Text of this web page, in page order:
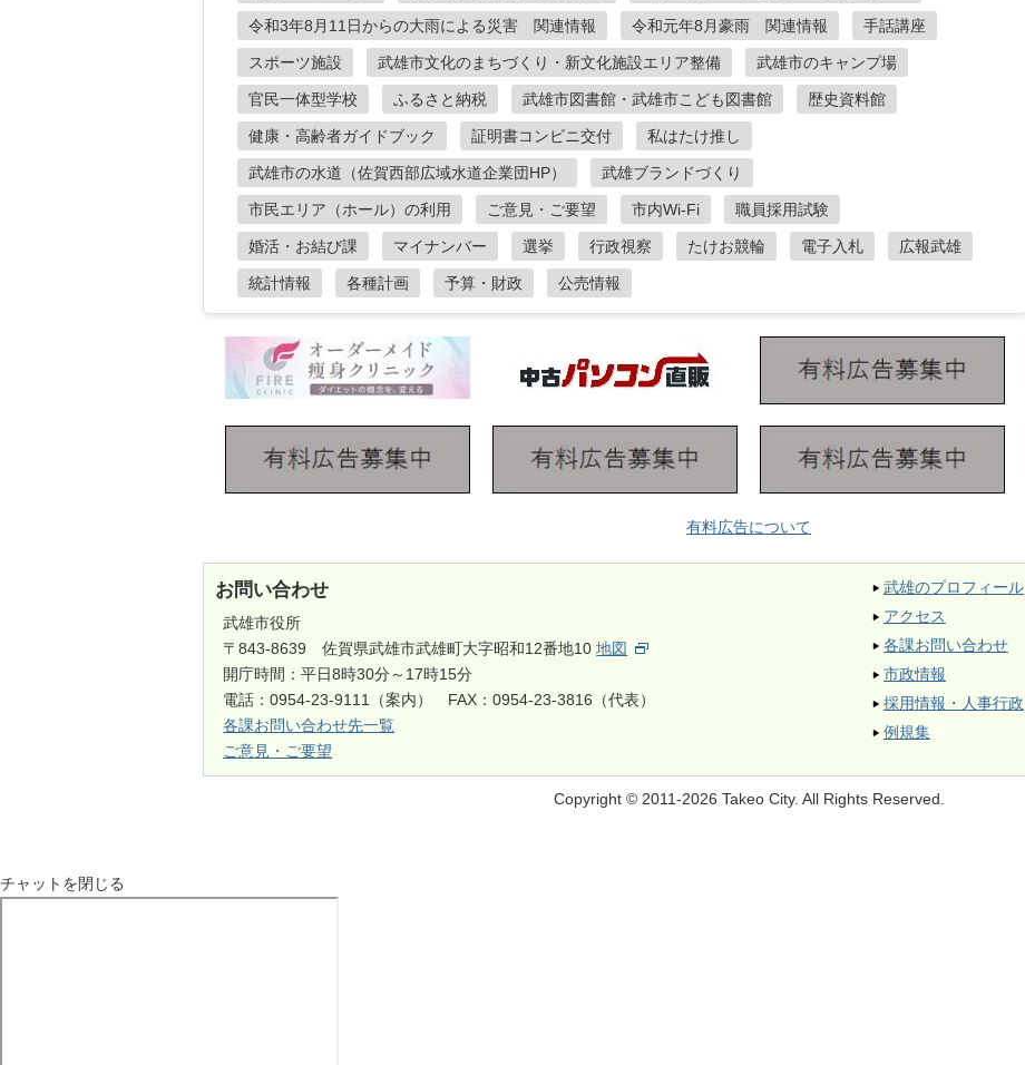
令和3年8月11日からの大雨による災害 関連情報 令和元年8月豪雨 関連情報 手話講座
スポーツ施設 武雄市文化のまちづくり・新文化施設エリア整備 武雄市のキャンプ場
官民一体型学校 ふるさと納税 武雄市図書館・武雄市こども図書館 歴史資料館
健康・高齢者ガイドブック 証明書コンビニ交付 私はたけ推し
武雄市の水道（佐賀西部広域水道企業団HP） 武雄ブランドづくり
市民エリア（ホール）の利用 ご意見・ご要望 市内Wi-Fi 職員採用試験
婚活・お結び課 マイナンバー 選挙 行政視察 たけお競輪 電子入札 広報武雄
統計情報 各種計画 予算・財政 公売情報
有料広告について
お問い合わせ
武雄市役所
〒843-8639 佐賀県武雄市武雄町大字昭和12番地10地図
開庁時間：平日8時30分～17時15分
電話：0954-23-9111（案内） FAX：0954-23-3816（代表）
各課お問い合わせ先一覧
ご意見・ご要望
武雄のプロフィール
アクセス
各課お問い合わせ
市政情報
採用情報・人事行政
例規集
Copyright © 2011-2026 Takeo City. All Rights Reserved.
チャットを閉じる